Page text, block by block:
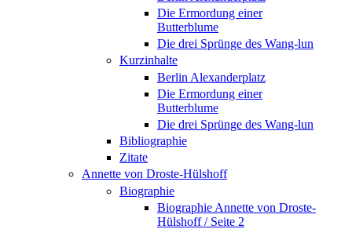
Die Ermordung einer
Butterblume
Die drei Sprünge des Wang-lun
Kurzinhalte
Berlin Alexanderplatz
Die Ermordung einer
Butterblume
Die drei Sprünge des Wang-lun
Bibliographie
Zitate
Annette von Droste-Hülshoff
Biographie
Biographie Annette von Droste-
Hülshoff / Seite 2